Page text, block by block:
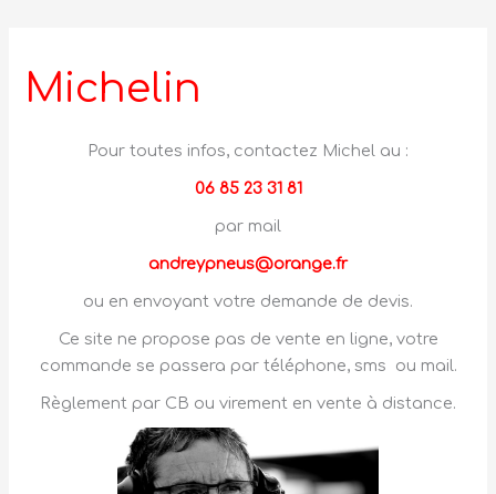
Michelin
Pour toutes infos, contactez Michel au :
06 85 23 31 81
par mail
andreypneus@orange.fr
ou en envoyant votre demande de devis.
Ce site ne propose pas de vente en ligne, votre
commande se passera par téléphone, sms ou mail.
Règlement par CB ou virement en vente à distance.